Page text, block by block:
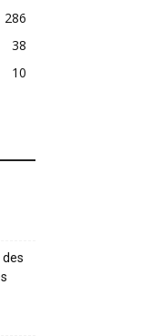
286
38
10
des